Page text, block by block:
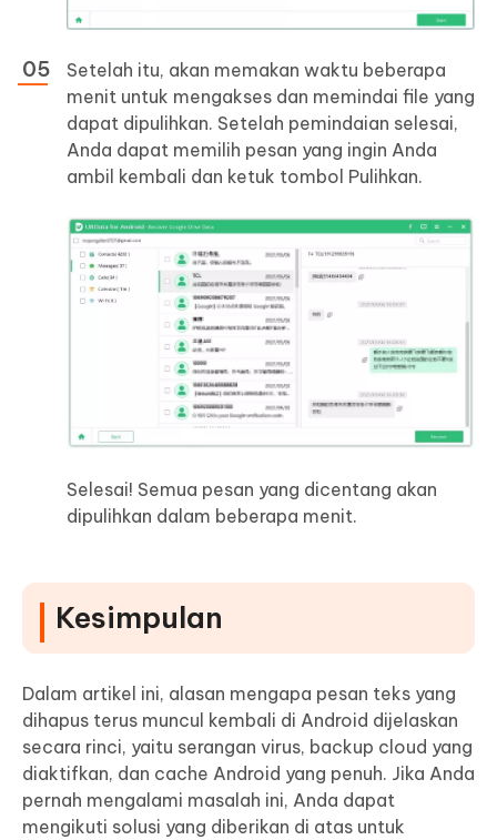
Setelah itu, akan memakan waktu beberapa
menit untuk mengakses dan memindai file yang
dapat dipulihkan. Setelah pemindaian selesai,
Anda dapat memilih pesan yang ingin Anda
ambil kembali dan ketuk tombol Pulihkan.
Selesai! Semua pesan yang dicentang akan
dipulihkan dalam beberapa menit.
Kesimpulan
Dalam artikel ini, alasan mengapa pesan teks yang
dihapus terus muncul kembali di Android dijelaskan
secara rinci, yaitu serangan virus, backup cloud yang
diaktifkan, dan cache Android yang penuh. Jika Anda
pernah mengalami masalah ini, Anda dapat
mengikuti solusi yang diberikan di atas untuk